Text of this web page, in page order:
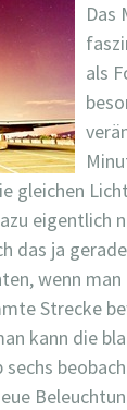
Das
als
gleichen
eigentlich
das ja
wenn
Strecke
kann die